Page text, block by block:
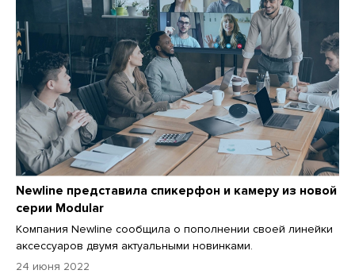
Newline представила спикерфон и камеру из новой
серии Modular
Компания Newline сообщила о пополнении своей линейки
аксессуаров двумя актуальными новинками.
24 июня 2022